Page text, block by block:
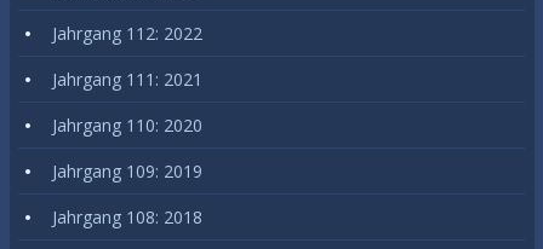
Jahrgang 112: 2022
Jahrgang 111: 2021
Jahrgang 110: 2020
Jahrgang 109: 2019
Jahrgang 108: 2018